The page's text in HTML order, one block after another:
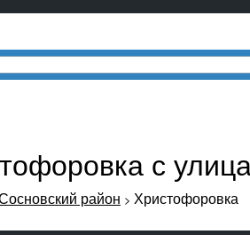
с
район > Христофоровка